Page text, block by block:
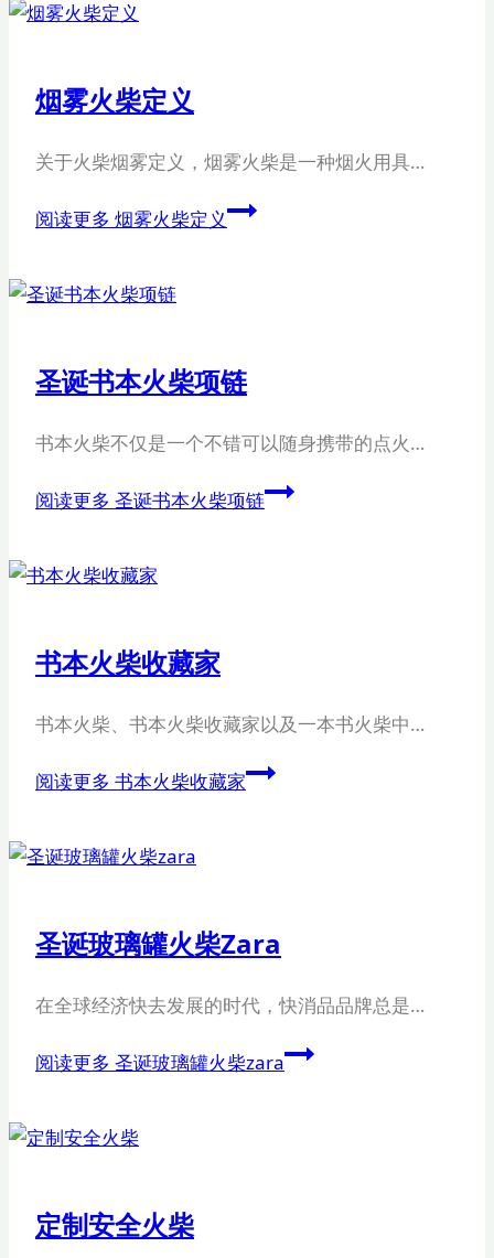
烟雾火柴定义
关于火柴烟雾定义，烟雾火柴是一种烟火用具…
阅读更多 烟雾火柴定义
圣诞书本火柴项链
书本火柴不仅是一个不错可以随身携带的点火…
阅读更多 圣诞书本火柴项链
书本火柴收藏家
书本火柴、书本火柴收藏家以及一本书火柴中…
阅读更多 书本火柴收藏家
圣诞玻璃罐火柴zara
在全球经济快去发展的时代，快消品品牌总是…
阅读更多 圣诞玻璃罐火柴zara
定制安全火柴